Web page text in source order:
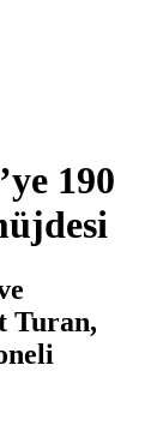
190
Turan,